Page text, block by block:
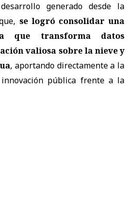
generado desde la
se logró consolidar una
que transforma datos
valiosa sobre la nieve y
, aportando directamente a la
pública frente a la